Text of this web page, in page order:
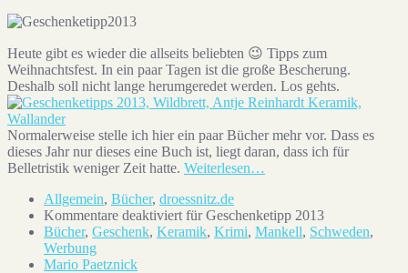
Heute gibt es wieder die allseits beliebten 😉 Tipps zum
Weihnachtsfest. In ein paar Tagen ist die große Bescherung.
Deshalb soll nicht lange herumgeredet werden. Los gehts.
Normalerweise stelle ich hier ein paar Bücher mehr vor. Dass es
dieses Jahr nur dieses eine Buch ist, liegt daran, dass ich für
Belletristik weniger Zeit hatte. Weiterlesen…
Allgemein, Bücher, droessnitz.de
Kommentare deaktiviert für Geschenketipp 2013
Bücher, Geschenk, Keramik, Krimi, Mankell, Schweden,
Werbung
Mario Paetznick